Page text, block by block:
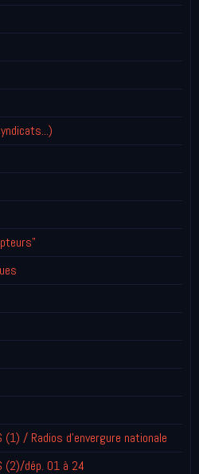
(1) / Radios d'envergure nationale
(2)/dép. 01 à 24